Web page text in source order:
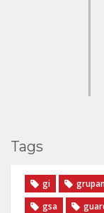
Tags
gi
gsa